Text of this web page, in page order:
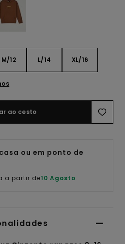
M/12 L/14 XL/16
ao cesto
ou em ponto de
a partir de10 Agosto